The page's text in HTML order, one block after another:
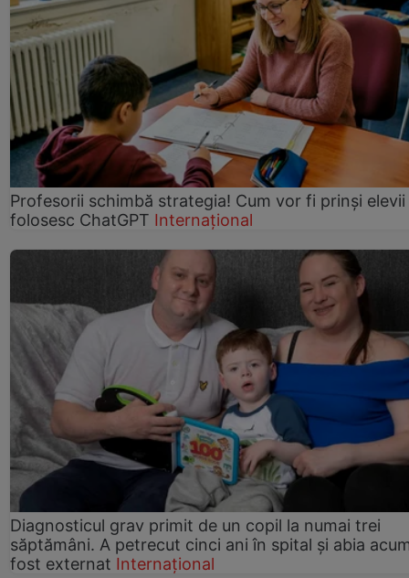
Profesorii schimbă strategia! Cum vor fi prinși elevii
folosesc ChatGPT Internațional
Diagnosticul grav primit de un copil la numai trei
săptămâni. A petrecut cinci ani în spital și abia
fost externat Internațional